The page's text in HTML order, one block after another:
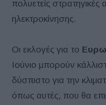
πολυετείς
ηλεκτροκίνησης.
Οι εκλογές για το
Ιούνιο μπορούν
δύσπιστο για την
όπως αυτές, που θα